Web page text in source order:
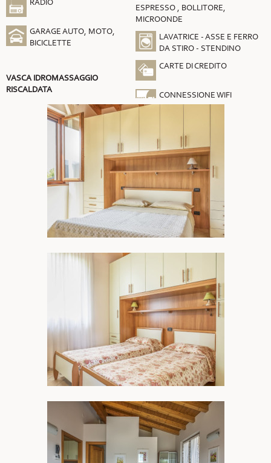
RADIO
GARAGE AUTO, MOTO,
BICICLETTE
VASCA IDROMASSAGGIO
RISCALDATA
ESPRESSO , BOLLITORE,
MICROONDE
LAVATRICE - ASSE E FERRO
DA STIRO - STENDINO
CARTE DI CREDITO
CONNESSIONE WIFI
GRATUITA